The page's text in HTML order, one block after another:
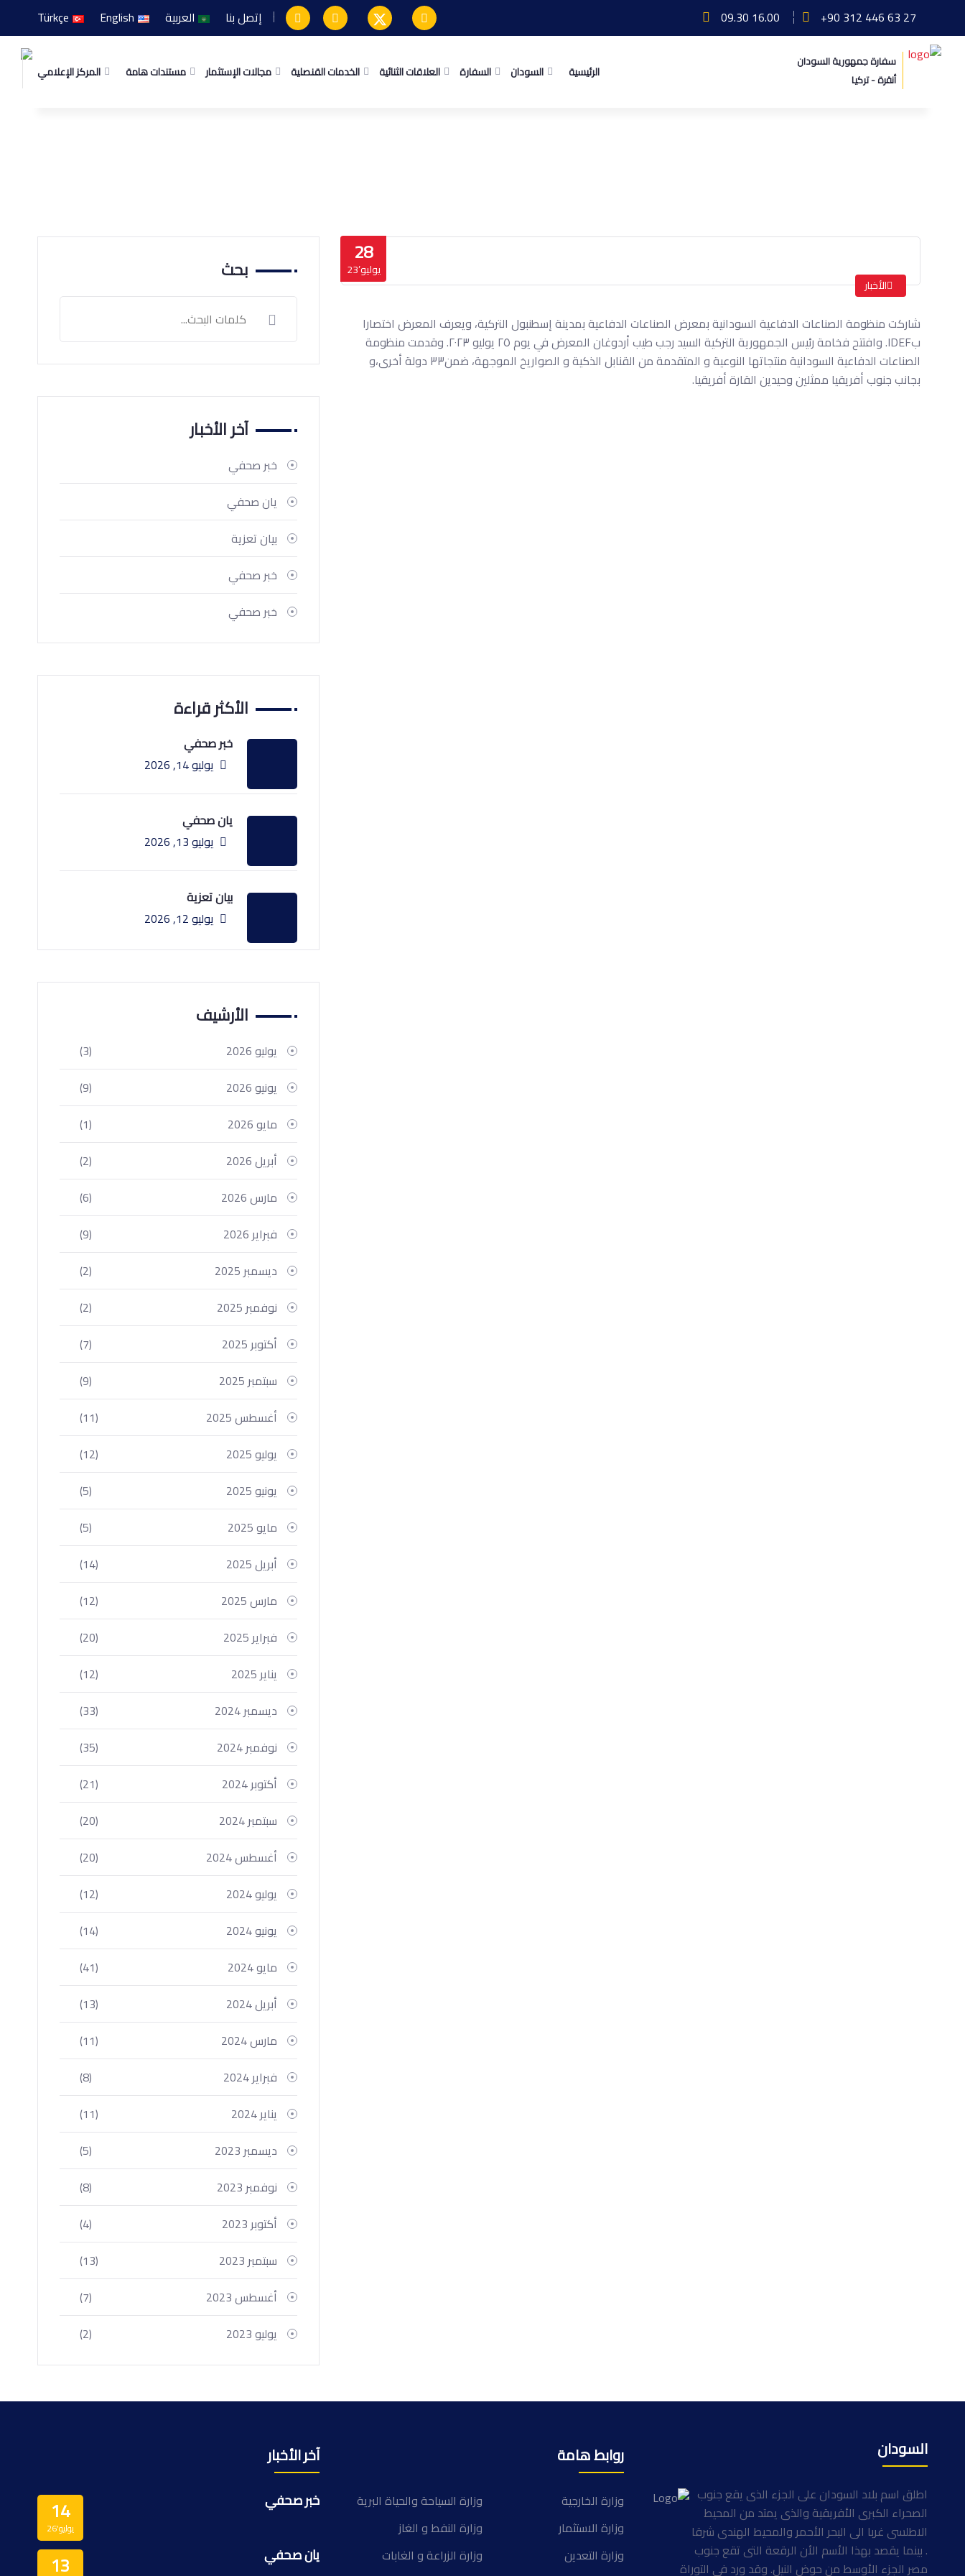
+90 312 446 63 27
09.30 16.00 إتصل بنا العربية English
Türkçe
سفارة جمهورية السودان
أنقرة - تركيا
الرئيسية السودان السفارة العلاقات الثنائية الخدمات القنصلية مجالات الإستثمار مستندات هامة المركز الإعلامي
28
يوليو’23
الأخبار
شاركت منظومة الصناعات الدفاعية السودانية بمعرض الصناعات الدفاعية بمدينة إسطنبول التركية، ويعرف المعرض اختصارا
بIDEF. وافتتح فخامة رئيس الجمهورية التركية السيد رجب طيب أردوغان المعرض في يوم ٢٥ يوليو ٢٠٢٣. وقدمت منظومة
الصناعات الدفاعية السودانية منتجاتها النوعية و المتقدمة من القنابل الذكية و الصواريخ الموجهة، ضمن٣٣ دولة أخرى،و
بجانب جنوب أفريقيا ممثلين وحيدين القارة أفريقيا.
بحث
آخر الأخبار
خبر صحفي
يان صحفي
بيان تعزية
خبر صحفي
خبر صحفي
الأكثر قراءة
خبر صحفي
يوليو 14, 2026
يان صحفي
يوليو 13, 2026
بيان تعزية
يوليو 12, 2026
الأرشيف
يوليو 2026
(3)
يونيو 2026
(9)
مايو 2026
(1)
أبريل 2026
(2)
مارس 2026
(6)
فبراير 2026
(9)
ديسمبر 2025
(2)
نوفمبر 2025
(2)
أكتوبر 2025
(7)
سبتمبر 2025
(9)
أغسطس 2025
(11)
يوليو 2025
(12)
يونيو 2025
(5)
مايو 2025
(5)
أبريل 2025
(14)
مارس 2025
(12)
فبراير 2025
(20)
يناير 2025
(12)
ديسمبر 2024
(33)
نوفمبر 2024
(35)
أكتوبر 2024
(21)
سبتمبر 2024
(20)
أغسطس 2024
(20)
يوليو 2024
(12)
يونيو 2024
(14)
مايو 2024
(41)
أبريل 2024
(13)
مارس 2024
(11)
فبراير 2024
(8)
يناير 2024
(11)
ديسمبر 2023
(5)
نوفمبر 2023
(8)
أكتوبر 2023
(4)
سبتمبر 2023
(13)
أغسطس 2023
(7)
يوليو 2023
(2)
السودان
اطلق اسم بلاد السودان على الجزء الذى يقع جنوب
الصحراء الكبرى الأفريقية والذى يمتد من المحيط
الاطلسى غربا الى البحر الأحمر والمحيط الهندى شرقا
. بينما يقصد بهذا الأسم الأن الرقعة التى تقع جنوب
مصر الجزء الأوسط من حوض النيل. وقد ورد فى التوراة
روابط هامة
وزارة الخارجية
وزارة السياحة والحياة البرية
وزارة الاستثمار
وزارة النفط و الغاز
وزارة التعدين
وزارة الزراعة و الغابات
آخر الأخبار
14
يوليو’26
خبر صحفي
13 يان صحفي